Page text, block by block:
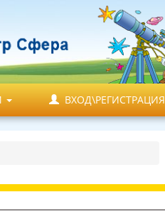
ВХОД\РЕГИСТРАЦИЯ